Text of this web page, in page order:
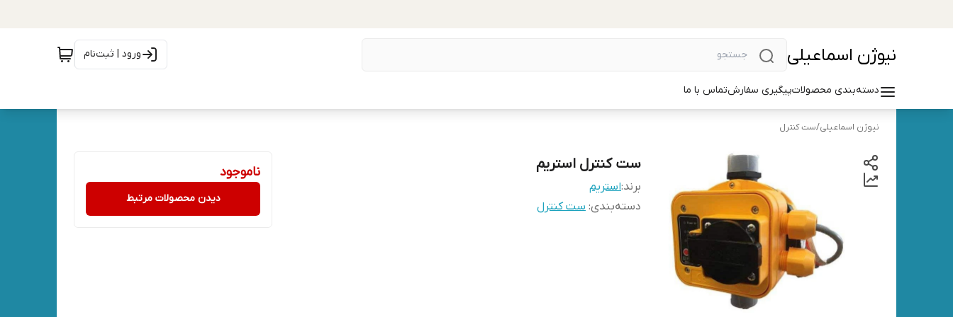
نیوژن اسماعیلی ورود | ثبت‌نام
دسته‌بندی محصولاتپیگیری سفارشتماس با ما
نیوژن اسماعیلی/ست کنترل
ست کنترل استریم
برند:استریم
دسته‌بندی: ست کنترل
ناموجود
دیدن محصولات مرتبط